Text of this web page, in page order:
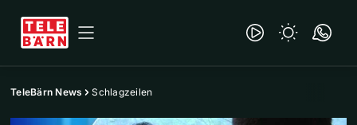
TeleBärn News Schlagzeilen